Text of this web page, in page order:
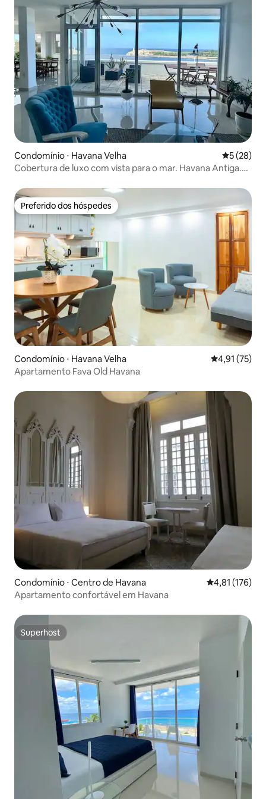
Condomínio ⋅ Havana Velha 5 de uma
5 (28)
Cobertura de luxo com vista para o mar. Havana Antiga.
Preferido dos hóspedes
Preferido dos hóspedes
Condomínio ⋅ Havana Velha 4,91 de uma
4,91 (75)
Apartamento Fava Old Havana
Condomínio ⋅ Centro de Havana 4,81 de uma
4,81 (176)
Apartamento confortável em Havana
Superhost
Superhost